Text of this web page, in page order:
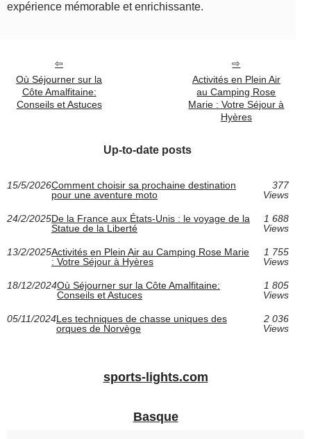
expérience mémorable et enrichissante.
Où Séjourner sur la
Côte Amalfitaine:
Conseils et Astuces
Activités en Plein Air
au Camping Rose
Marie : Votre Séjour à
Hyères
Up-to-date posts
15/5/2026Comment choisir sa prochaine destination
pour une aventure moto
377
Views
24/2/2025De la France aux États-Unis : le voyage de la
Statue de la Liberté
1 688
Views
13/2/2025Activités en Plein Air au Camping Rose Marie
: Votre Séjour à Hyères
1 755
Views
18/12/2024Où Séjourner sur la Côte Amalfitaine:
Conseils et Astuces
1 805
Views
05/11/2024Les techniques de chasse uniques des
orques de Norvège
2 036
Views
sports-lights.com
Basque